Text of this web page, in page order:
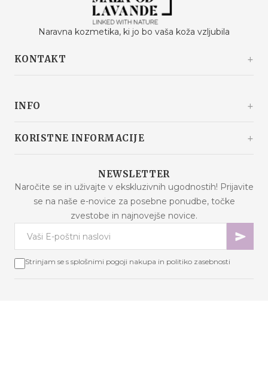
Naravna kozmetika, ki jo bo vaša koža vzljubila
KONTAKT
Hrvaška
Pon. - Pet.: 09h - 15h
INFO
O nas
Novosti
Zemljevid strani
Spletno reševanje sporov
KORISTNE INFORMACIJE
Pogosta vprašanja
Pogoji nakupa
Varnost podatkov
Načini plačila
Piškotki – razlaga
NEWSLETTER
Naročite se in uživajte v ekskluzivnih ugodnostih! Prijavite
se na naše e-novice za posebne ponudbe, točke
zvestobe in najnovejše novice.
Strinjam se s splošnimi pogoji nakupa in politiko zasebnosti